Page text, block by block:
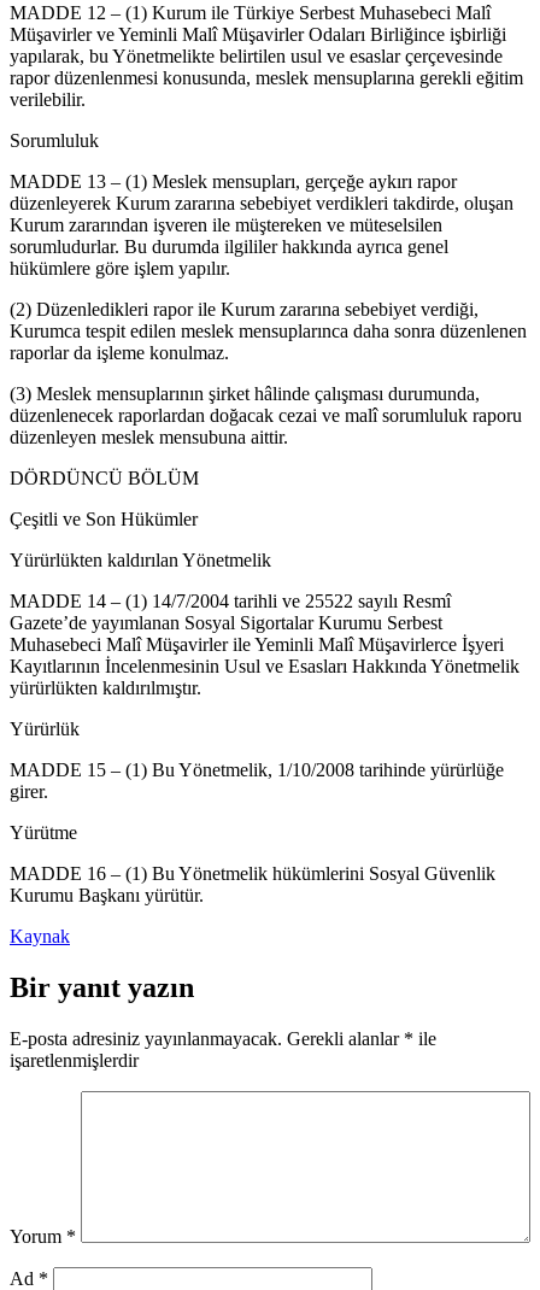
MADDE 12 – (1) Kurum ile Türkiye Serbest Muhasebeci Malî
Müşavirler ve Yeminli Malî Müşavirler Odaları Birliğince işbirliği
yapılarak, bu Yönetmelikte belirtilen usul ve esaslar çerçevesinde
rapor düzenlenmesi konusunda, meslek mensuplarına gerekli eğitim
verilebilir.
Sorumluluk
MADDE 13 – (1) Meslek mensupları, gerçeğe aykırı rapor
düzenleyerek Kurum zararına sebebiyet verdikleri takdirde, oluşan
Kurum zararından işveren ile müştereken ve müteselsilen
sorumludurlar. Bu durumda ilgililer hakkında ayrıca genel
hükümlere göre işlem yapılır.
(2) Düzenledikleri rapor ile Kurum zararına sebebiyet verdiği,
Kurumca tespit edilen meslek mensuplarınca daha sonra düzenlenen
raporlar da işleme konulmaz.
(3) Meslek mensuplarının şirket hâlinde çalışması durumunda,
düzenlenecek raporlardan doğacak cezai ve malî sorumluluk raporu
düzenleyen meslek mensubuna aittir.
DÖRDÜNCÜ BÖLÜM
Çeşitli ve Son Hükümler
Yürürlükten kaldırılan Yönetmelik
MADDE 14 – (1) 14/7/2004 tarihli ve 25522 sayılı Resmî
Gazete’de yayımlanan Sosyal Sigortalar Kurumu Serbest
Muhasebeci Malî Müşavirler ile Yeminli Malî Müşavirlerce İşyeri
Kayıtlarının İncelenmesinin Usul ve Esasları Hakkında Yönetmelik
yürürlükten kaldırılmıştır.
Yürürlük
MADDE 15 – (1) Bu Yönetmelik, 1/10/2008 tarihinde yürürlüğe
girer.
Yürütme
MADDE 16 – (1) Bu Yönetmelik hükümlerini Sosyal Güvenlik
Kurumu Başkanı yürütür.
Kaynak
Bir yanıt yazın
E-posta adresiniz yayınlanmayacak. Gerekli alanlar * ile
işaretlenmişlerdir
Yorum *
Ad *